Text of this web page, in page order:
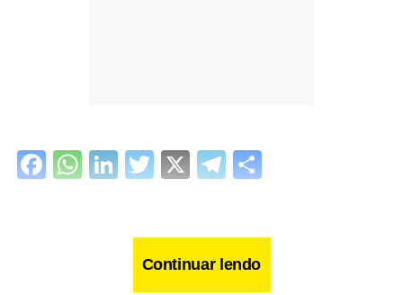
Facebook
WhatsApp
LinkedIn
Twitter
X Telegram
Continuar lendo